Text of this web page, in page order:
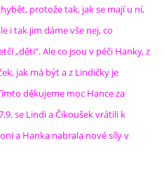
protože tak, jak se mají u ní,
i tak jim dáme vše nej, co
„děti“. Ale co jsou v péči Hanky, z
jak má být a z Lindičky je
děkujeme moc Hance za
se Lindi a Čikoušek vrátili k
a Hanka nabrala nové síly v